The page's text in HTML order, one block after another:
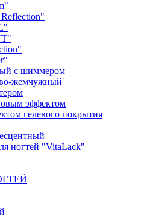
с шиммером
жемчужный
эффектом
гелевого покрытия
ногтей "VitaLack"